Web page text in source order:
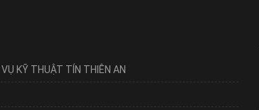
KỸ THUẬT TÍN THIÊN AN